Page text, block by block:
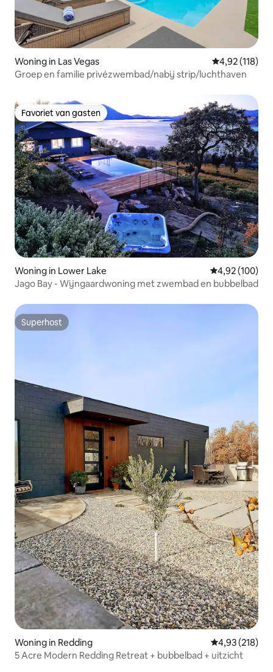
Woning in Las Vegas Gemiddelde
4,92 (118)
Groep en familie privézwembad/nabij strip/luchthaven
Favoriet van gasten
Favoriet van gasten
Woning in Lower Lake Gemiddelde
4,92 (100)
Jago Bay - Wijngaardwoning met zwembad en bubbelbad
Superhost
Superhost
Woning in Redding Gemiddelde
4,93 (218)
5 Acre Modern Redding Retreat + bubbelbad + uitzicht